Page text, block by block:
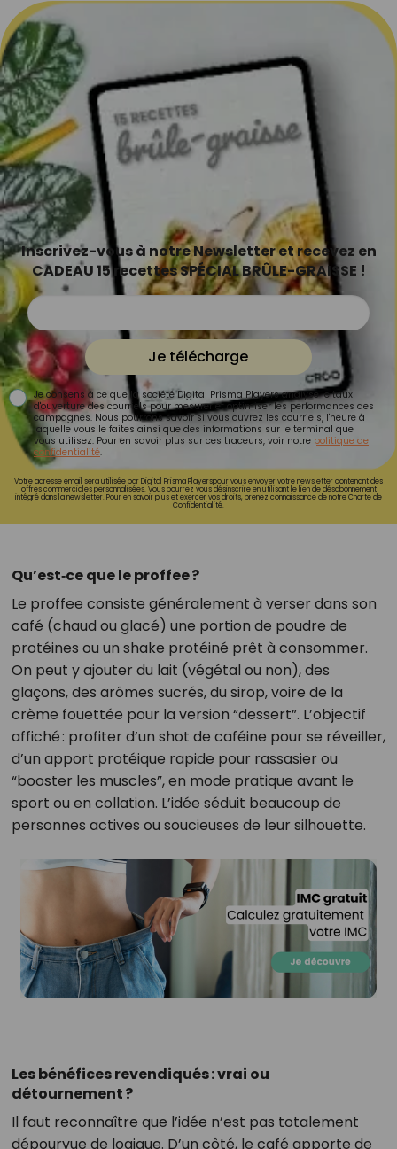
Inscrivez-vous à notre Newsletter et recevez en
CADEAU 15 recettes SPÉCIAL BRÛLE-GRAISSE !
Je télécharge
Je consens à ce que la société Digital Prisma Players analyse le taux
d'ouverture des courriels pour mesurer et optimiser les performances des
campagnes. Nous pourrons savoir si vous ouvrez les courriels, l'heure à
laquelle vous le faites ainsi que des informations sur le terminal que
vous utilisez. Pour en savoir plus sur ces traceurs, voir notre politique de
confidentialité.
Votre adresse email sera utilisée par Digital Prisma Playerspour vous envoyer votre newsletter contenant des
offres commerciales personnalisées. Vous pourrez vous désinscrire en utilisant le lien de désabonnement
intégré dans la newsletter. Pour en savoir plus et exercer vos droits, prenez connaissance de notreCharte de
Confidentialité.
Qu’est‑ce que le proffee ?
Le proffee consiste généralement à verser dans son
café (chaud ou glacé) une portion de poudre de
protéines ou un shake protéiné prêt à consommer.
On peut y ajouter du lait (végétal ou non), des
glaçons, des arômes sucrés, du sirop, voire de la
crème fouettée pour la version “dessert”. L’objectif
affiché : profiter d’un shot de caféine pour se réveiller,
d’un apport protéique rapide pour rassasier ou
“booster les muscles”, en mode pratique avant le
sport ou en collation. L’idée séduit beaucoup de
personnes actives ou soucieuses de leur silhouette.
Les bénéfices revendiqués : vrai ou
détournement ?
Il faut reconnaître que l’idée n’est pas totalement
dépourvue de logique. D’un côté, le café apporte de